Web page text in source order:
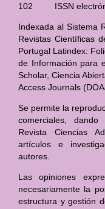
102 ISSN
Indexada al Sistema
Revistas Científicas
Portugal Latindex:
de Información para
Scholar, Ciencia
Access Journals
Se permite la
comerciales,
Revista Ciencias
artículos e
autores.
Las opiniones
necesariamente la
estructura y gestión